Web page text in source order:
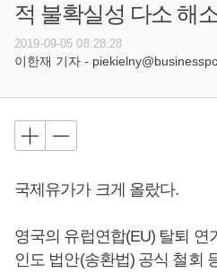
적 불확실성 다소 해
2019-09-05 08:28:28
이한재 기자 -
국제유가가 크게 올랐다.
영국의 유럽연합(EU) 탈퇴 연
인도 법안(송환법) 공식 철회